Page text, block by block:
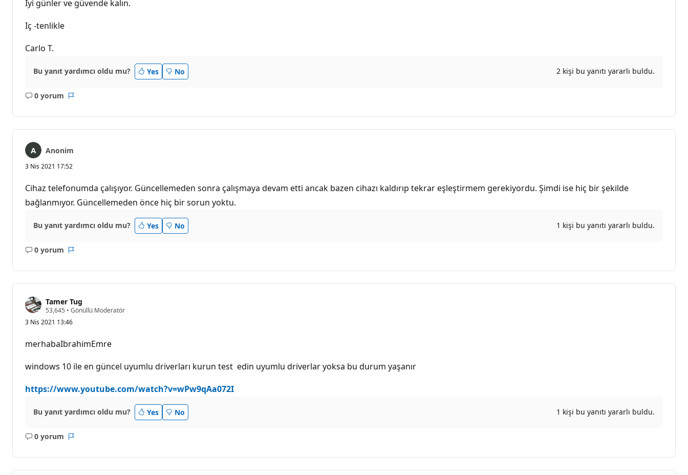
İyi günler ve güvende kalın.
Iç -tenlikle
Carlo T.
Bu yanıt yardımcı oldu mu? Yes No 2 kişi bu yanıtı yararlı buldu.
0 yorum
Açıklama
Anonim
3 Nis 2021 17:52
Cihaz telefonumda çalışıyor. Güncellemeden sonra çalışmaya devam etti ancak bazen cihazı kaldırıp tekrar eşleştirmem gerekiyordu. Şimdi ise hiç bir şekilde
bağlanmıyor. Güncellemeden önce hiç bir sorun yoktu.
Bu yanıt yardımcı oldu mu? Yes No 1 kişi bu yanıtı yararlı buldu.
0 yorum
Açıklama
Tamer Tug
53,645 S
y
ı
n
ı
k
u
a
ı
• Gönüllü Moderatör
3 Nis 2021 13:46
merhabaIbrahimEmre
windows 10 ile en güncel uyumlu driverları kurun test edin uyumlu driverlar yoksa bu durum yaşanır
https://www.youtube.com/watch?v=wPw9qAa072I
Bu yanıt yardımcı oldu mu? Yes No 1 kişi bu yanıtı yararlı buldu.
0 yorum
Açıklama